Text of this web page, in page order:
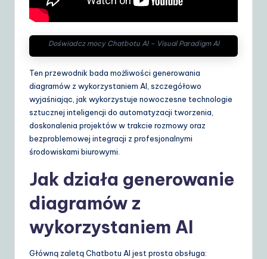
Doświadcz mocy Chatbotu AI – Visual Paradigm AI
Ten przewodnik bada możliwości generowania
diagramów z wykorzystaniem AI, szczegółowo
wyjaśniając, jak wykorzystuje nowoczesne technologie
sztucznej inteligencji do automatyzacji tworzenia,
doskonalenia projektów w trakcie rozmowy oraz
bezproblemowej integracji z profesjonalnymi
środowiskami biurowymi.
Jak działa generowanie
diagramów z
wykorzystaniem AI
Główną zaletą Chatbotu AI jest prosta obsługa: